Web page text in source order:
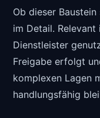
Ob dieser
im Detail.
Dienstleister
Freigabe erfolgt
komplexen Lagen
handlungsfähig